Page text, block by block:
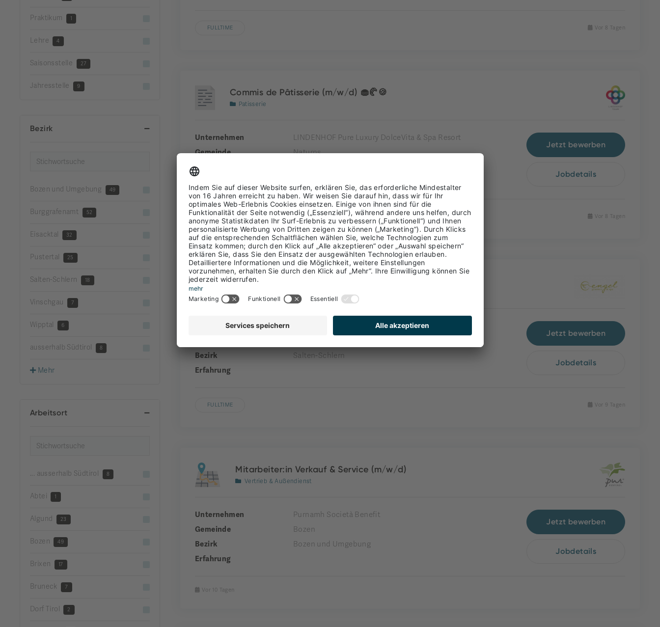
Praktikum 1
Lehre 4
Saisonsstelle 27
Jahresstelle 9
Bezirk
Bozen und Umgebung 49
Burggrafenamt 52
Eisacktal 32
Pustertal 25
Salten-Schlern 18
Vinschgau 7
Wipptal 6
ausserhalb Südtirol 8
Mehr
Arbeitsort
... ausserhalb Südtirol 8
Abtei 1
Algund 23
Bozen 49
Brixen 17
Bruneck 7
Dorf Tirol 2
FULLTIME Vor 8 Tagen
Commis de Pâtisserie (m/w/d) 🧁🥐🍪
Patisserie
Unternehmen
LINDENHOF Pure Luxury DolceVita & Spa Resort
Gemeinde
Naturns
Bezirk
Jetzt bewerben
Jobdetails
FULLTIME Vor 8 Tagen
Rezeptionist*in
Unternehmen
Bezirk
Salten-Schlern
Erfahrung
Jetzt bewerben
Jobdetails
FULLTIME Vor 9 Tagen
Mitarbeiter:in Verkauf & Service (m/w/d)
Vertrieb & Außendienst
Unternehmen
Purnamh Società Benefit
Gemeinde
Bozen
Bezirk
Bozen und Umgebung
Erfahrung
Jetzt bewerben
Jobdetails
Vor 10 Tagen